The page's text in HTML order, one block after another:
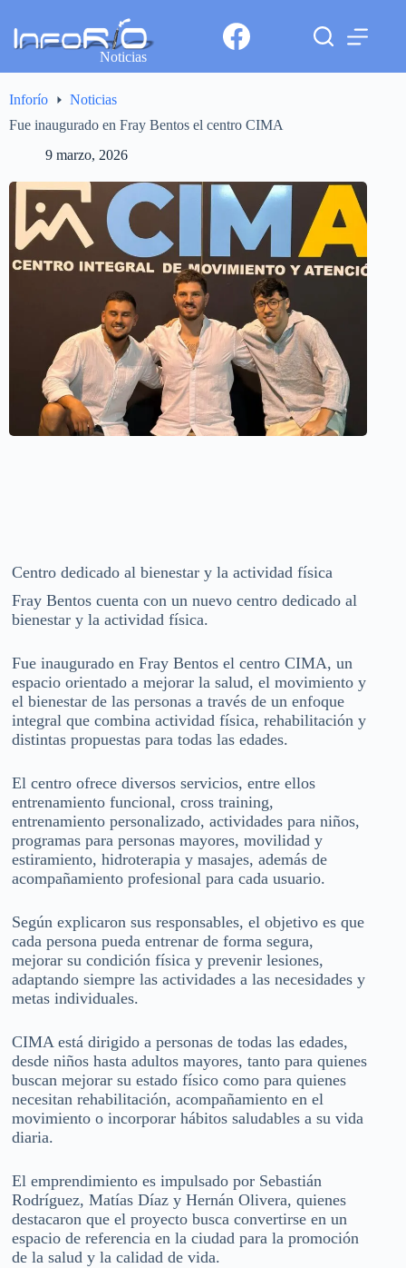
Noticias
Inforío
Noticias
Fue inaugurado en Fray Bentos el centro CIMA
9 marzo, 2026
Centro dedicado al bienestar y la actividad física
Fray Bentos cuenta con un nuevo centro dedicado al
bienestar y la actividad física.
Fue inaugurado en Fray Bentos el centro CIMA, un
espacio orientado a mejorar la salud, el movimiento y
el bienestar de las personas a través de un enfoque
integral que combina actividad física, rehabilitación y
distintas propuestas para todas las edades.
El centro ofrece diversos servicios, entre ellos
entrenamiento funcional, cross training,
entrenamiento personalizado, actividades para niños,
programas para personas mayores, movilidad y
estiramiento, hidroterapia y masajes, además de
acompañamiento profesional para cada usuario.
Según explicaron sus responsables, el objetivo es que
cada persona pueda entrenar de forma segura,
mejorar su condición física y prevenir lesiones,
adaptando siempre las actividades a las necesidades y
metas individuales.
CIMA está dirigido a personas de todas las edades,
desde niños hasta adultos mayores, tanto para quienes
buscan mejorar su estado físico como para quienes
necesitan rehabilitación, acompañamiento en el
movimiento o incorporar hábitos saludables a su vida
diaria.
El emprendimiento es impulsado por Sebastián
Rodríguez, Matías Díaz y Hernán Olivera, quienes
destacaron que el proyecto busca convertirse en un
espacio de referencia en la ciudad para la promoción
de la salud y la calidad de vida.